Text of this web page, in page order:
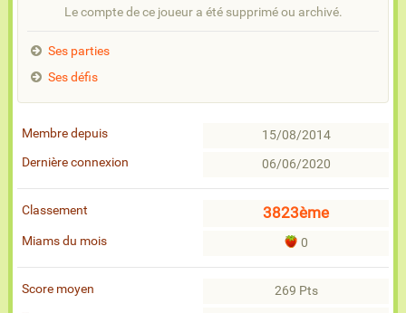
Le compte de ce joueur a été supprimé ou archivé.
Ses parties
Ses défis
Membre depuis
15/08/2014
Dernière connexion
06/06/2020
Classement 3823ème
Miams du mois 0
Score moyen
269 Pts